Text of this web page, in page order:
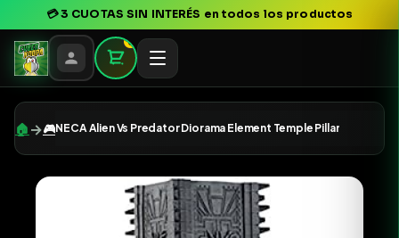
💳3 CUOTAS SIN INTERÉS en todos los productos
0
🏠 →🎮NECA Alien Vs Predator Diorama Element Temple Pillar